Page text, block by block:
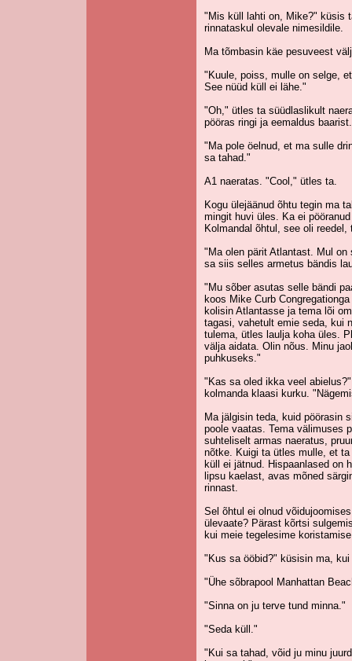
"Mis küll lahti on, Mike?" küsis
rinnataskul olevale nimesildile.
Ma tõmbasin käe pesuveest
"Kuule, poiss, mulle on selge,
See nüüd küll ei lähe."
"Oh," ütles ta süüdlaslikult
pööras ringi ja eemaldus baarist.
"Ma pole öelnud, et ma sulle
sa tahad."
A1 naeratas. "Cool," ütles ta.
Kogu ülejäänud õhtu tegin ma
mingit huvi üles. Ka ei
Kolmandal õhtul, see oli
"Ma olen pärit Atlantast. Mul
sa siis selles armetus bändis
"Mu sõber asutas selle bändi
koos Mike Curb
kolisin Atlantasse ja tema lõi
tagasi, vahetult emie seda, kui
tulema, ütles laulja koha üles.
välja aidata. Olin nõus. Minu
puhkuseks."
"Kas sa oled ikka veel
kolmanda klaasi kurku.
Ma jälgisin teda, kuid pöörasin
poole vaatas. Tema välimuses
suhteliselt armas naeratus,
nõtke. Kuigi ta ütles mulle, et
küll ei jätnud. Hispaanlased on
lipsu kaelast, avas mõned
rinnast.
Sel õhtul ei olnud
ülevaate? Pärast kõrtsi
kui meie tegelesime
"Kus sa ööbid?" küsisin ma,
"Ühe sõbrapool Manhattan
"Sinna on ju terve tund minna."
"Seda küll."
"Kui sa tahad, võid ju minu